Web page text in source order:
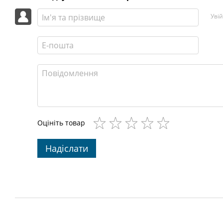
Оцініть товар
Надіслати